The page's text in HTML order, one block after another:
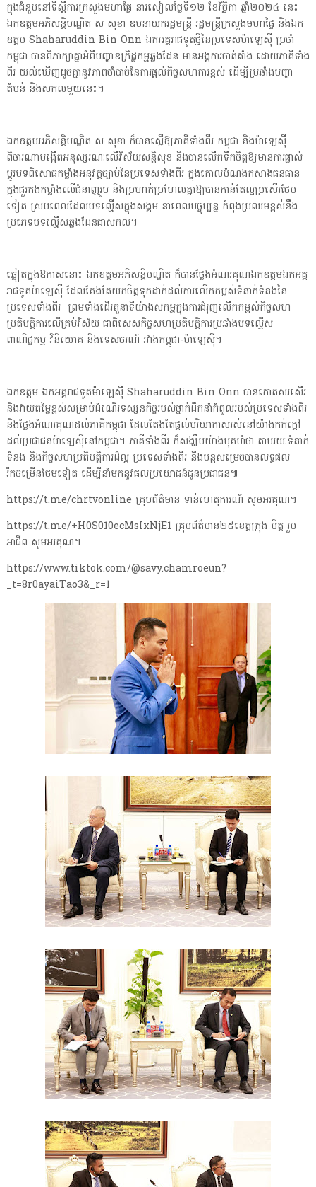
ក្នុងជំនួបនៅទីស្ដីការក្រសួងមហាផ្ទៃ នារសៀលថ្ងៃទី១២ ខែវិច្ឆិកា ឆ្នាំ២០២៤ នេះ
ឯកឧត្តមអភិសន្តិបណ្ឌិត ស សុខា ឧបនាយករដ្ឋមន្ត្រី រដ្ឋមន្ត្រីក្រសួងមហាផ្ទៃ និងឯក
ឧត្តម Shaharuddin Bin Onn ឯកអគ្គរាជទូតថ្មីនៃប្រទេសម៉ាឡេស៊ី ប្រចាំ
កម្ពុជា បានពិភាក្សាគ្នាអំពីបញ្ហាឧក្រិដ្ឋកម្មឆ្លងដែន មានអង្គការចាត់តាំង ដោយភាគីទាំង
ពីរ យល់ឃើញដូចគ្នានូវភាពចាំបាច់នៃការផ្ដល់កិច្ចសហការខ្ពស់ ដើម្បីប្រឆាំងបញ្ហា
តំបន់ និងសកលមួយនេះ។
ឯកឧត្តមអភិសន្តិបណ្ឌិត ស សុខា ក៏បានស្នើឱ្យភាគីទាំងពីរ កម្ពុជា និងម៉ាឡេស៊ី
ពិចារណាបង្កើតអនុស្សរណៈលើវិស័យសន្តិសុខ និងបានលើកទឹកចិត្តឱ្យមានការផ្លាស់
ប្តូរបទពិសោធកម្លាំងអនុវត្តច្បាប់នៃប្រទេសទាំងពីរ ក្នុងគោលបំណងកសាងធនធាន
ក្នុងជួរកងកម្លាំងលើជំនាញរួម និងប្រហាក់ប្រហែលគ្នាឱ្យបានកាន់តែល្អប្រសើរថែម
ទៀត ស្របពេលដែលបទល្មើសក្នុងសង្គម នាពេលបច្ចុប្បន្ន កំពុងប្រឈមខ្ពស់នឹង
ប្រភេទបទល្មើសឆ្លងដែនជាសកល។
ឆ្លៀតក្នុងឱកាសនោះ ឯកឧត្តមអភិសន្តិបណ្ឌិត ក៏បានថ្លែងអំណរគុណឯកឧត្តមឯកអគ្គ
រាជទូតម៉ាឡេស៊ី ដែលតែងតែយកចិត្តទុកដាក់ដល់ការលើកកម្ពស់ទំនាក់ទំនងនៃ
ប្រទេសទាំងពីរ ព្រមទាំងដើរតួនាទីយ៉ាងសកម្មក្នុងការជំរុញលើកកម្ពស់កិច្ចសហ
ប្រតិបត្តិការលើគ្រប់វិស័យ ជាពិសេសកិច្ចសហប្រតិបត្តិការប្រឆាំងបទល្មើស
ពាណិជ្ជកម្ម វិនិយោគ និងទេសចរណ៍ រវាងកម្ពុជា-ម៉ាឡេស៊ី។
ឯកឧត្តម ឯកអគ្គរាជទូតម៉ាឡេស៊ី Shaharuddin Bin Onn បានកោតសរសើរ
និងវាយតម្លៃខ្ពស់សម្រាប់ដំណើរទស្សនកិច្ចរបស់ថ្នាក់ដឹកនាំកំពូលរបស់ប្រទេសទាំងពីរ
និងថ្លែងអំណរគុណដល់ភាគីកម្ពុជា ដែលតែងតែផ្តល់បរិយាកាសរស់នៅយ៉ាងកក់ក្តៅ
ដល់ប្រជាជនម៉ាឡេស៊ីនៅកម្ពុជា។ ភាគីទាំងពីរ ក៏សង្ឃឹមយ៉ាងមុតមាំថា តាមរយៈទំនាក់
ទំនង និងកិច្ចសហប្រតិបត្តិការដ៏ល្អ ប្រទេសទាំងពីរ នឹងបន្តសម្រេចបានលទ្ធផល
រីកចម្រើនថែមទៀត ដើម្បីនាំមកនូវផលប្រយោជន៍ជូនប្រជាជន៕
https://t.me/chrtvonline គ្រុបព័ត៌មាន ទាន់ហេតុការណ៍ សូមអរគុណ។
https://t.me/+H0S010ecMsIxNjE1 គ្រុបព័ត៌មាន២៥ខេត្តក្រុង មិត្ត រួម
អាជីព សូមអរគុណ។
https://www.tiktok.com/@savy.chamroeun?
_t=8r0ayaiTao3&_r=1